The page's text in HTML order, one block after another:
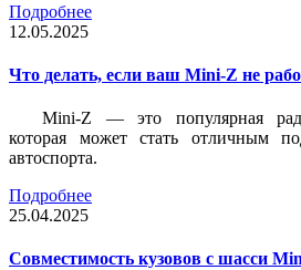
Подробнее
12.05.2025
Что делать, если ваш Mini-Z не
Mini-Z — это популярная
которая может стать отличным
автоспорта.
Подробнее
25.04.2025
Совместимость кузовов с шасси